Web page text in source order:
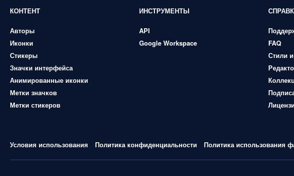
КОНТЕНТ
Авторы
Иконки
Стикеры
Значки интерфейса
Анимированные иконки
Метки значков
Метки стикеров
ИНСТРУМЕНТЫ
API
Google Workspace
FAQ
Стили
Условия использования Политика конфиденциальности Политика использования